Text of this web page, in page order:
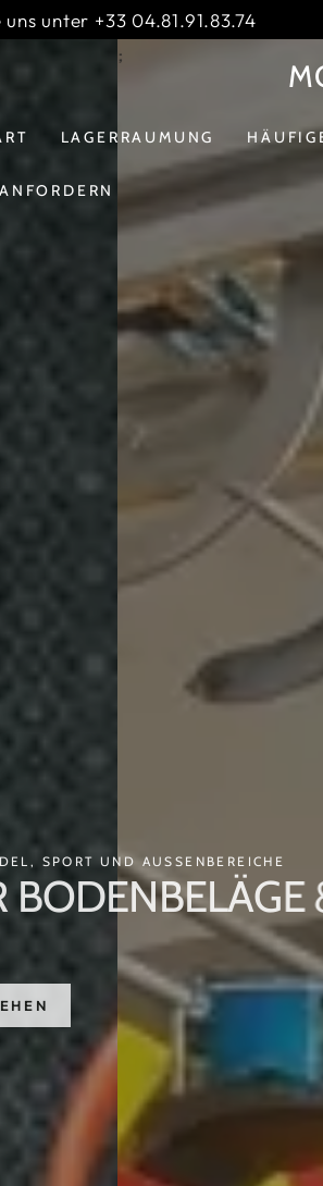
unter +33 04.81.91.83.74
LAGERRAUMUNG
SPORT UND AUSSENBEREICHE
BODENBELÄGE